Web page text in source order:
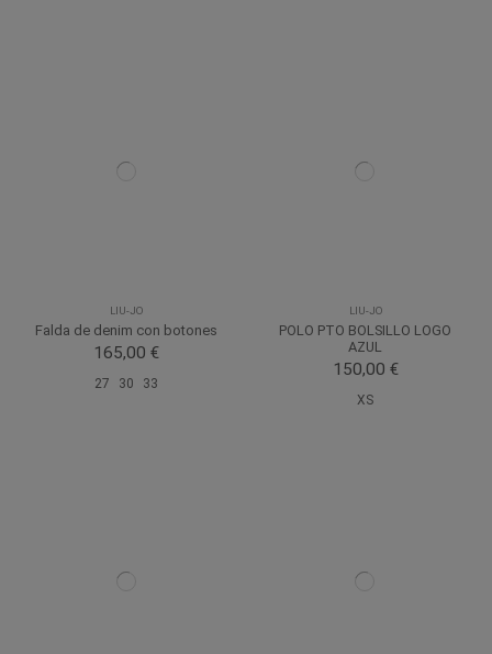
LIU-JO
Falda de denim con botones
165,00 €
27 30 33
LIU-JO
POLO PTO BOLSILLO LOGO
AZUL
150,00 €
XS